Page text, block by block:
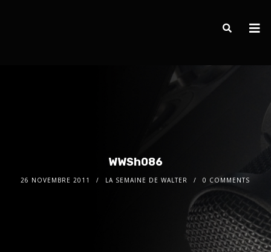
WWSh086
26 NOVEMBRE 2011 LA SEMAINE DE WALTER 0 COMMENTS